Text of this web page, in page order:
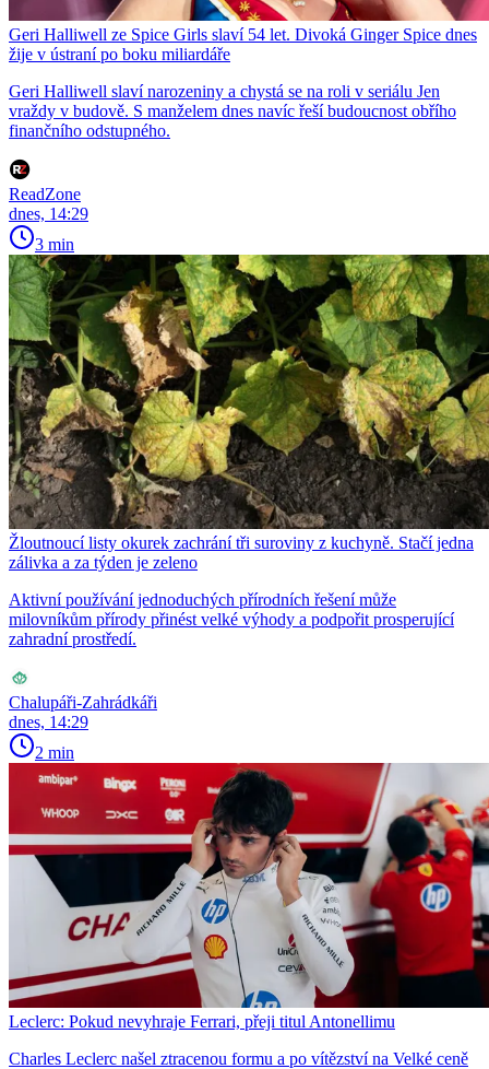
Geri Halliwell ze Spice Girls slaví 54 let. Divoká Ginger Spice dnes
žije v ústraní po boku miliardáře
Geri Halliwell slaví narozeniny a chystá se na roli v seriálu Jen
vraždy v budově. S manželem dnes navíc řeší budoucnost obřího
finančního odstupného.
ReadZone
dnes, 14:29
3 min
Žloutnoucí listy okurek zachrání tři suroviny z kuchyně. Stačí jedna
zálivka a za týden je zeleno
Aktivní používání jednoduchých přírodních řešení může
milovníkům přírody přinést velké výhody a podpořit prosperující
zahradní prostředí.
Chalupáři-Zahrádkáři
dnes, 14:29
2 min
Leclerc: Pokud nevyhraje Ferrari, přeji titul Antonellimu
Charles Leclerc našel ztracenou formu a po vítězství na Velké ceně